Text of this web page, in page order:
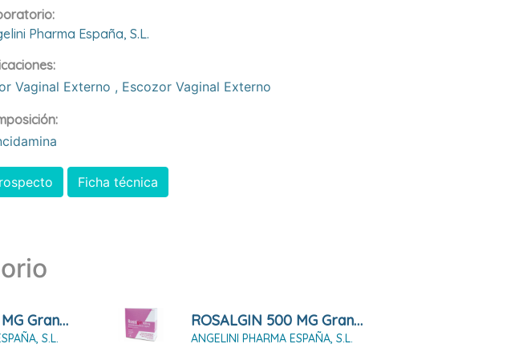
Pharma España, S.l.
Vaginal Externo , Escozor Vaginal Externo
Ficha técnica
ROSALGIN 500 MG Granulado Para Solución Vaginal 10 SOBRES
S.L.
ROSALGIN 500 MG Granulado Para Solución Vaginal 20 SOBRES
ANGELINI PHARMA ESPAÑA, S.L.